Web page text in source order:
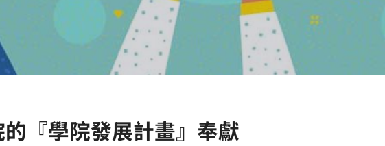
『學院發展計畫』奉獻